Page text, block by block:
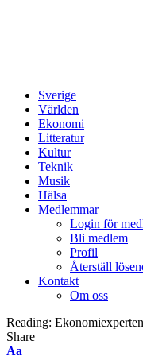
Sverige
Världen
Ekonomi
Litteratur
Kultur
Teknik
Musik
Hälsa
Medlemmar
Login för
Bli medlem
Profil
Återställ
Kontakt
Om oss
Reading:
Share
Font
Aa